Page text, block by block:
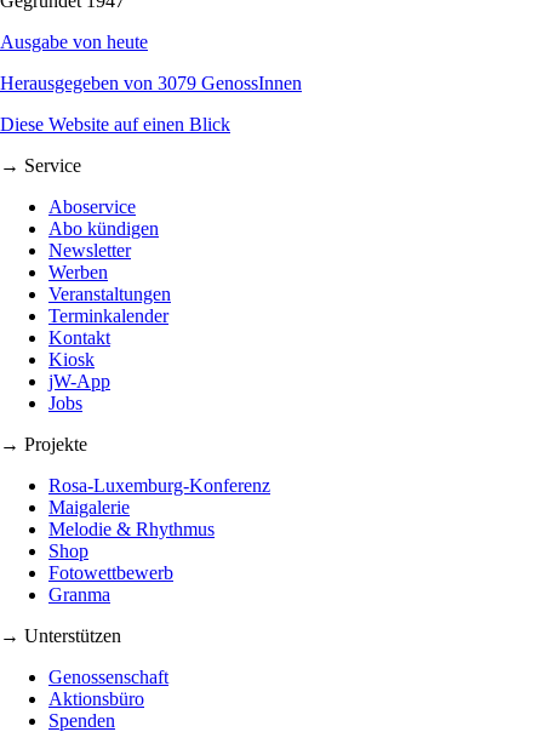
Ausgabe von heute
Herausgegeben von 3079 GenossInnen
Diese Website auf einen Blick
→ Service
Aboservice
Abo kündigen
Newsletter
Werben
Veranstaltungen
Terminkalender
Kontakt
Kiosk
jW-App
Jobs
→ Projekte
Rosa-Luxemburg-Konferenz
Maigalerie
Melodie & Rhythmus
Shop
Fotowettbewerb
Granma
→ Unterstützen
Genossenschaft
Aktionsbüro
Spenden